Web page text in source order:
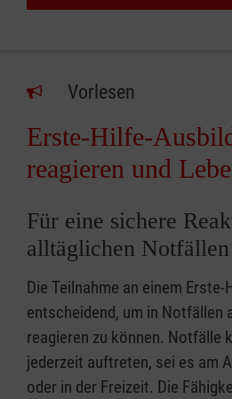
Vorlesen
Erste-Hilfe-
reagieren und
Für eine sichere
alltäglichen Notfällen
Die Teilnahme an einem
entscheidend, um in Notfällen
reagieren zu können. Notfälle
jederzeit auftreten, sei es am
oder in der Freizeit. Die